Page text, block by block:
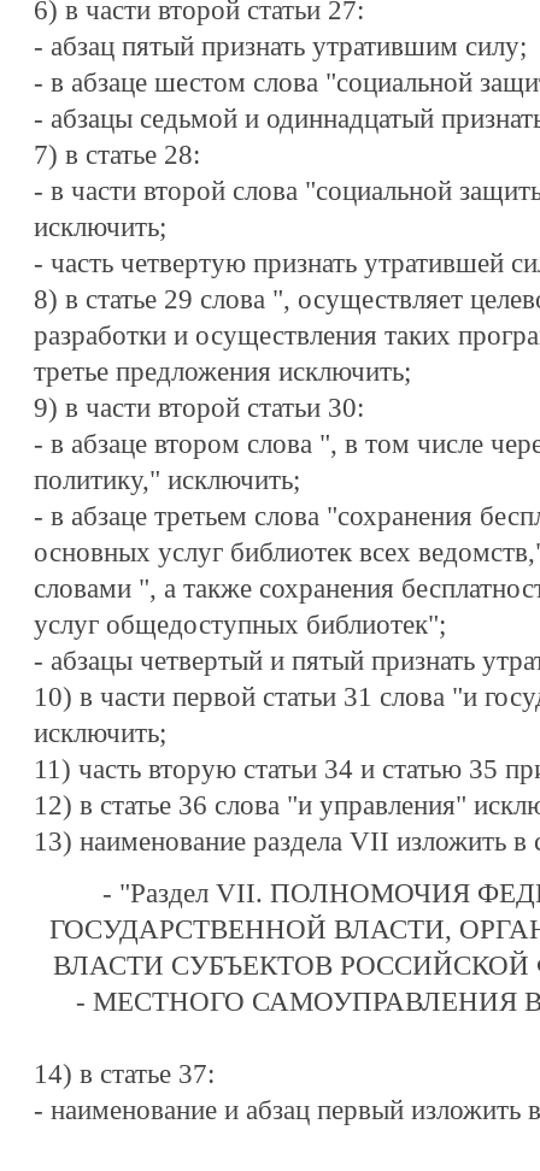
6) в части второй статьи 27:
- абзац пятый признать утратившим силу;
- в абзаце шестом слова "социальной
- абзацы седьмой и одиннадцатый
7) в статье 28:
- в части второй слова "социальной
исключить;
- часть четвертую признать утратившей
8) в статье 29 слова ", осуществляет
разработки и осуществления таких
третье предложения исключить;
9) в части второй статьи 30:
- в абзаце втором слова ", в том числе
политику," исключить;
- в абзаце третьем слова "сохранения
основных услуг библиотек всех
словами ", а также сохранения
услуг общедоступных библиотек";
- абзацы четвертый и пятый признать
10) в части первой статьи 31 слова "и
исключить;
11) часть вторую статьи 34 и статью 35
12) в статье 36 слова "и управления"
13) наименование раздела VII изложить
- "Раздел VII. ПОЛНОМОЧИЯ
ГОСУДАРСТВЕННОЙ ВЛАСТИ,
ВЛАСТИ СУБЪЕКТОВ
- МЕСТНОГО САМОУПРАВЛЕНИЯ
14) в статье 37:
- наименование и абзац первый изложить